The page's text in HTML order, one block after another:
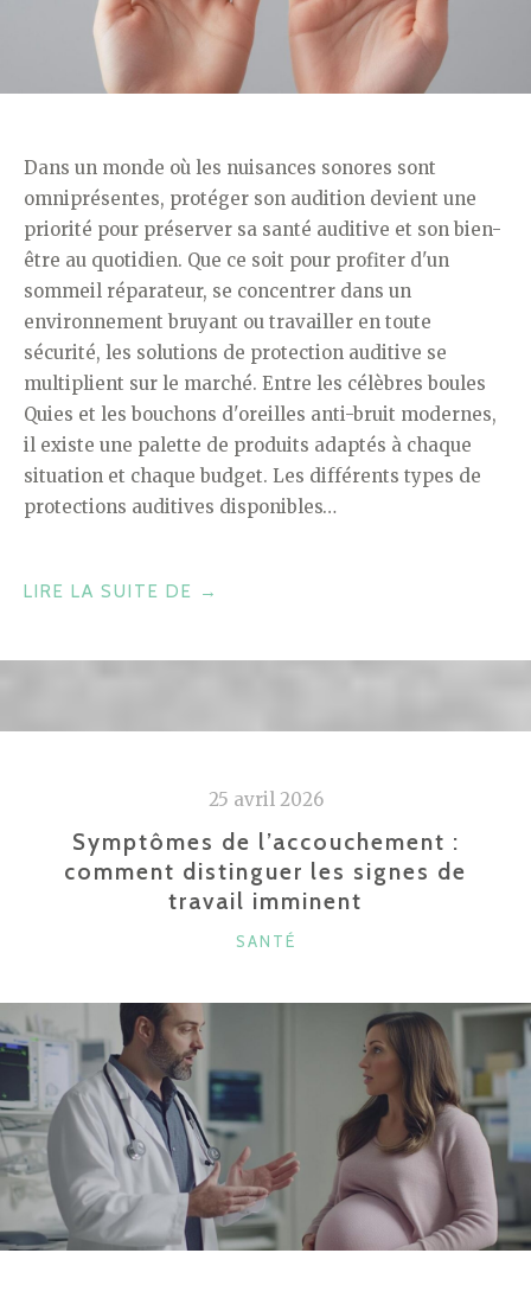
Dans un monde où les nuisances sonores sont
omniprésentes, protéger son audition devient une
priorité pour préserver sa santé auditive et son bien-
être au quotidien. Que ce soit pour profiter d'un
sommeil réparateur, se concentrer dans un
environnement bruyant ou travailler en toute
sécurité, les solutions de protection auditive se
multiplient sur le marché. Entre les célèbres boules
Quies et les bouchons d'oreilles anti-bruit modernes,
il existe une palette de produits adaptés à chaque
situation et chaque budget. Les différents types de
protections auditives disponibles…
LIRE LA SUITE DE « BOULES
POUR
SE
PROTÉGER
:
COMPARATIF
SOLUTIONS
DE
PROTECTION
AUDITIVE »
→
25 avril 2026
Symptômes de l’accouchement :
comment distinguer les signes de
travail imminent
CATÉGORIES
SANTÉ